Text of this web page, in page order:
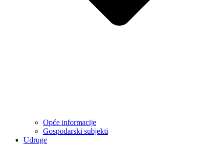
Opće informacije
Gospodarski subjekti
Udruge